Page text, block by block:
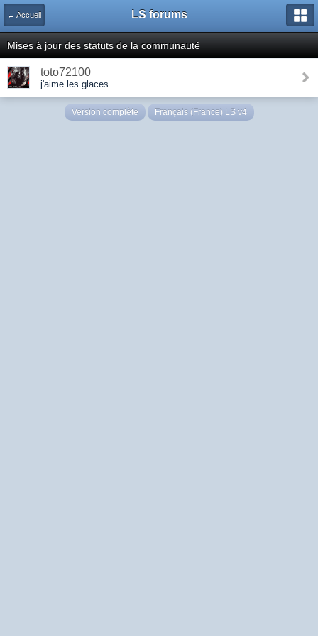
← Accueil LS forums
Mises à jour des statuts de la communauté
toto72100
j'aime les glaces
Version complète Français (France) LS v4